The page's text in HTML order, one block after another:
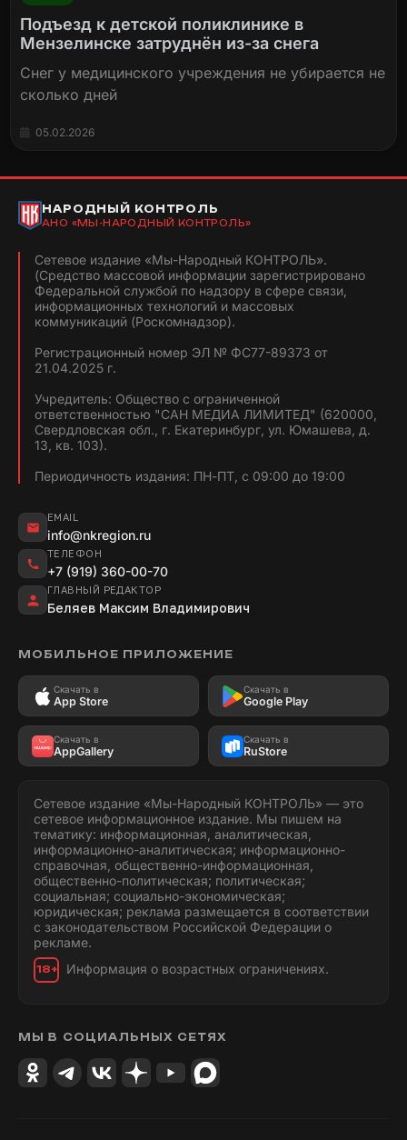
Подъезд к детской поликлинике в
Мензелинске затруднён из-за снега
Снег у медицинского учреждения не убирается не
сколько дней
05.02.2026
НАРОДНЫЙ КОНТРОЛЬ
АНО «МЫ-НАРОДНЫЙ КОНТРОЛЬ»
Сетевое издание «Мы-Народный КОНТРОЛЬ».
(Средство массовой информации зарегистрировано
Федеральной службой по надзору в сфере связи,
информационных технологий и массовых
коммуникаций (Роскомнадзор).
Регистрационный номер ЭЛ № ФС77-89373 от
21.04.2025 г.
Учредитель: Общество с ограниченной
ответственностью "САН МЕДИА ЛИМИТЕД" (620000,
Свердловская обл., г. Екатеринбург, ул. Юмашева, д.
13, кв. 103).
Периодичность издания: ПН-ПТ, с 09:00 до 19:00
EMAIL
info@nkregion.ru
ТЕЛЕФОН
+7 (919) 360-00-70
ГЛАВНЫЙ РЕДАКТОР
Беляев Максим Владимирович
МОБИЛЬНОЕ ПРИЛОЖЕНИЕ
Скачать в
App Store
Скачать в
Google Play
Скачать в
AppGallery
Скачать в
RuStore
Сетевое издание «Мы-Народный КОНТРОЛЬ» — это
сетевое информационное издание. Мы пишем на
тематику: информационная, аналитическая,
информационно-аналитическая; информационно-
справочная, общественно-информационная,
общественно-политическая; политическая;
социальная; социально-экономическая;
юридическая; реклама размещается в соответствии
с законодательством Российской Федерации о
рекламе.
18+ Информация о возрастных ограничениях.
МЫ В СОЦИАЛЬНЫХ СЕТЯХ